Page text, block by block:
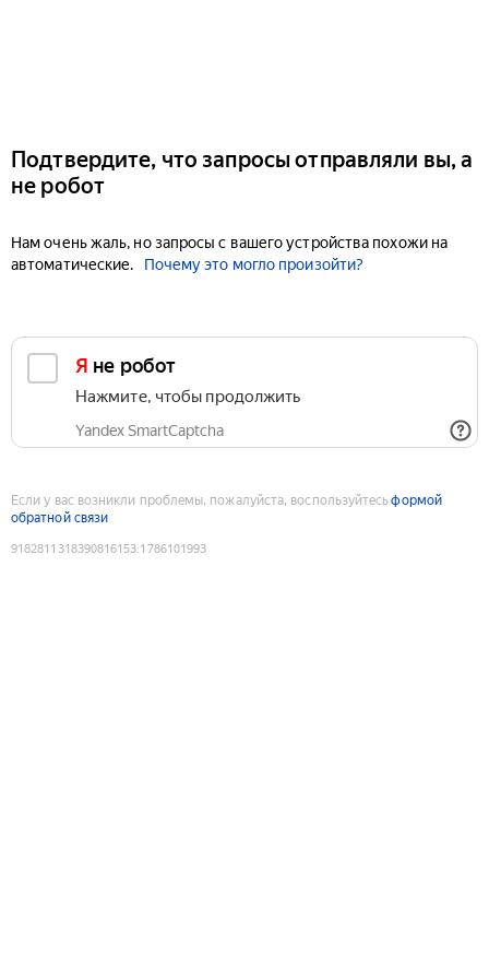
Подтвердите, что запросы отправляли вы, а
не робот
Нам очень жаль, но запросы с вашего устройства похожи на
автоматические.
Почему это могло произойти?
Я не робот
Нажмите, чтобы продолжить
Yandex SmartCaptcha
Если у вас возникли проблемы, пожалуйста, воспользуйтесьформой
обратной связи
9182811318390816153:1786101993